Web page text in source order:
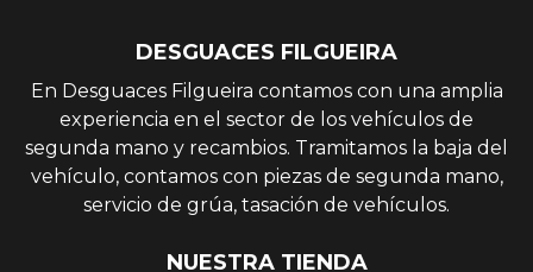
DESGUACES FILGUEIRA
En Desguaces Filgueira contamos con una amplia
experiencia en el sector de los vehículos de
segunda mano y recambios. Tramitamos la baja del
vehículo, contamos con piezas de segunda mano,
servicio de grúa, tasación de vehículos.
NUESTRA TIENDA